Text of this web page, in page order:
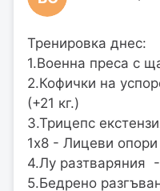
Тренировка днес:
1.Военна преса с
2.Кофички на
(+21 кг.)
3.Трицепс
1х8 - Лицеви
4.Лу разтваряния -
5.Бедрено